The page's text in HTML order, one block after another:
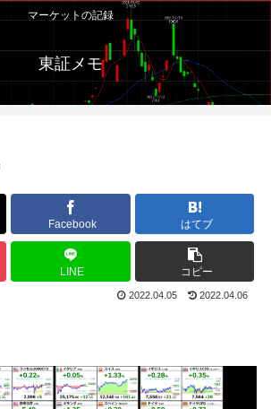
マーケットの記録
東証メモ
Facebook はてブ
LINE コピー
2022.04.05 2022.04.06